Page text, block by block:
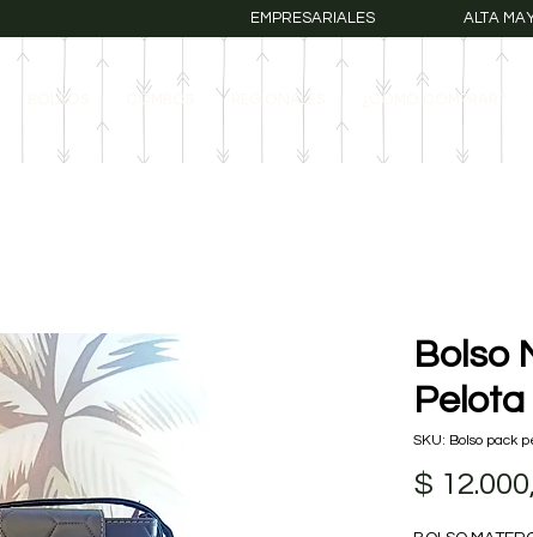
EMPRESARIALES ALTA
BOLSOS COMBOS REGIONALES ¿COMO COMPRAR?
Bolso
Pelota
SKU: Bolso pack
$